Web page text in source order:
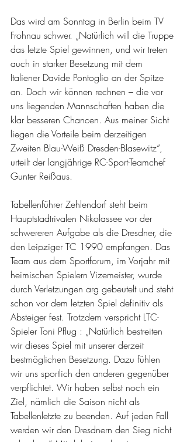
Das wird am Sonntag in Berlin beim TV
Frohnau schwer. „Natürlich will die Truppe
das letzte Spiel gewinnen, und wir treten
auch in starker Besetzung mit dem
Italiener Davide Pontoglio an der Spitze
an. Doch wir können rechnen – die vor
uns liegenden Mannschaften haben die
klar besseren Chancen. Aus meiner Sicht
liegen die Vorteile beim derzeitigen
Zweiten Blau-Weiß Dresden-Blasewitz“,
urteilt der langjährige RC-Sport-Teamchef
Gunter Reißaus.
Tabellenführer Zehlendorf steht beim
Hauptstadtrivalen Nikolassee vor der
schwereren Aufgabe als die Dresdner, die
den Leipziger TC 1990 empfangen. Das
Team aus dem Sportforum, im Vorjahr mit
heimischen Spielern Vizemeister, wurde
durch Verletzungen arg gebeutelt und steht
schon vor dem letzten Spiel definitiv als
Absteiger fest. Trotzdem verspricht LTC-
Spieler Toni Pflug : „Natürlich bestreiten
wir dieses Spiel mit unserer derzeit
bestmöglichen Besetzung. Dazu fühlen
wir uns sportlich den anderen gegenüber
verpflichtet. Wir haben selbst noch ein
Ziel, nämlich die Saison nicht als
Tabellenletzte zu beenden. Auf jeden Fall
werden wir den Dresdnern den Sieg nicht